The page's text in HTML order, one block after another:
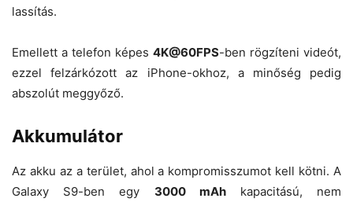
lassítás.
Emellett a telefon képes 4K@60FPS-ben rögzíteni videót,
ezzel felzárkózott az iPhone-okhoz, a minőség pedig
abszolút meggyőző.
Akkumulátor
Az akku az a terület, ahol a kompromisszumot kell kötni. A
Galaxy S9-ben egy 3000 mAhkapacitású, nem